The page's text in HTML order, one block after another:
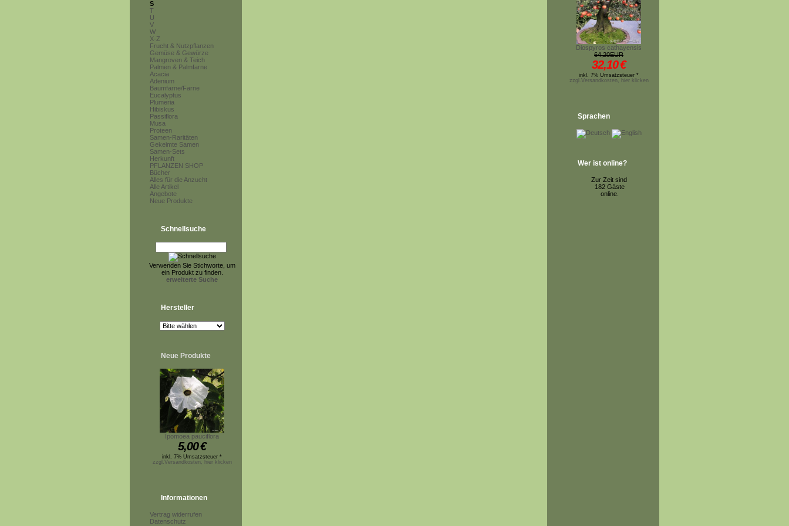
S
T
U
V
W
X-Z
Frucht & Nutzpflanzen
Gemüse & Gewürze
Mangroven & Teich
Palmen & Palmfarne
Acacia
Adenium
Baumfarne/Farne
Eucalyptus
Plumeria
Hibiskus
Passiflora
Musa
Proteen
Samen-Raritäten
Gekeimte Samen
Samen-Sets
Herkunft
PFLANZEN SHOP
Bücher
Alles für die Anzucht
Alle Artikel
Angebote
Neue Produkte
Schnellsuche
Verwenden Sie Stichworte, um
ein Produkt zu finden.
erweiterte Suche
Hersteller
Neue Produkte
Ipomoea pauciflora
5,00€
inkl. 7% Umsatzsteuer *
zzgl.Versandkosten, hier klicken
Informationen
Vertrag widerrufen
Datenschutz
Diospyros cathayensis
64,20EUR
32,10€
inkl. 7% Umsatzsteuer *
zzgl.Versandkosten, hier klicken
Sprachen
Wer ist online?
Zur Zeit sind
182 Gäste
online.